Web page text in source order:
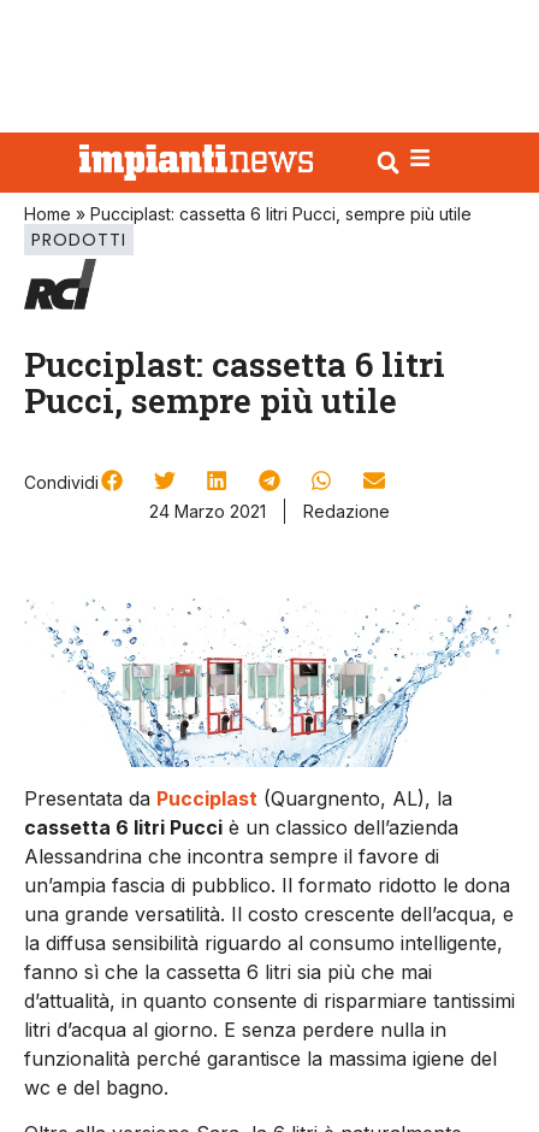
Home » Pucciplast: cassetta 6 litri Pucci, sempre più utile
PRODOTTI
Pucciplast: cassetta 6 litri
Pucci, sempre più utile
Condividi
24 Marzo 2021
Redazione
Presentata da Pucciplast (Quargnento, AL), la
cassetta 6 litri Pucci è un classico dell’azienda
Alessandrina che incontra sempre il favore di
un’ampia fascia di pubblico. Il formato ridotto le dona
una grande versatilità. Il costo crescente dell’acqua, e
la diffusa sensibilità riguardo al consumo intelligente,
fanno sì che la cassetta 6 litri sia più che mai
d’attualità, in quanto consente di risparmiare tantissimi
litri d’acqua al giorno. E senza perdere nulla in
funzionalità perché garantisce la massima igiene del
wc e del bagno.